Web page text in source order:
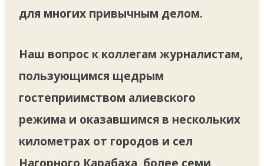
для многих привычным делом.
Наш вопрос к коллегам журналистам,
пользующимся щедрым
гостеприимством алиевского
режима и оказавшимся в нескольких
километрах от городов и сел